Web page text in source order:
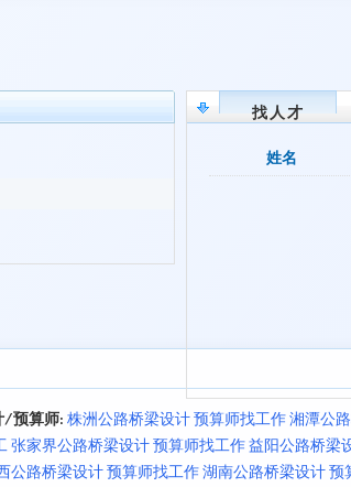
找人才
姓名
/预算师: 株洲公路桥梁设计 预算师找工作湘潭公
张家界公路桥梁设计 预算师找工作益阳公路桥梁
公路桥梁设计 预算师找工作湖南公路桥梁设计 预